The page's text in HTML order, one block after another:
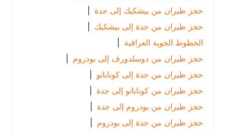
حجز طيران من بيشكيك إلى جدة
حجز طيران من جدة إلى بيشكيك |
الخطوط الجوية العراقية
حجز طيران من دوسلدورف إلى بودروم |
حجز طيران من جدة إلى كوتاباتو |
حجز طيران من كوتاباتو إلى جدة
حجز طيران من بودروم إلى جدة
حجز طيران من جدة إلى بودروم |